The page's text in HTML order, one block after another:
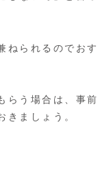
ねられるのでおす
らう場合は、事前
きましょう。